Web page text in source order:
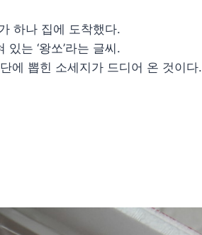
하나 집에 도착했다.
는 ‘왕쏘’라는 글씨.
에 뽑힌 소세지가 드디어 온 것이다.